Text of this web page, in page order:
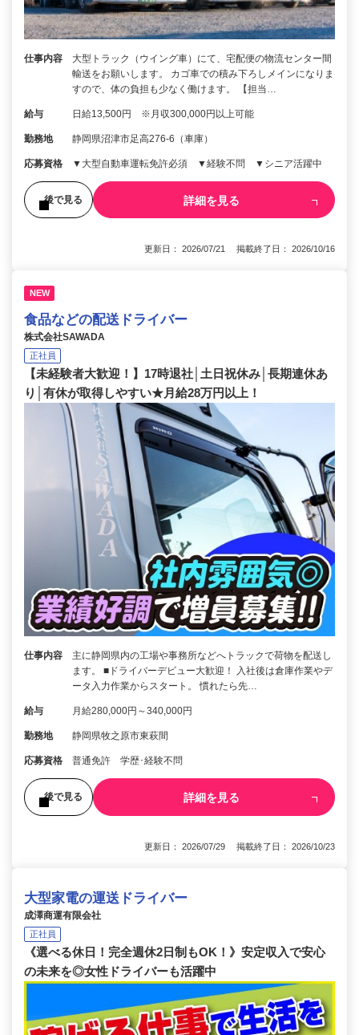
仕事内容
大型トラック（ウイング車）にて、宅配便の物流センター間
輸送をお願いします。 カゴ車での積み下ろしメインになりま
すので、体の負担も少なく働けます。 【担当…
給与 日給13,500円 ※月収300,000円以上可能
勤務地 静岡県沼津市足高276-6（車庫）
応募資格 ▼大型自動車運転免許必須 ▼経験不問 ▼シニア活躍中
後で見る 詳細を見る
更新日： 2026/07/21 掲載終了日： 2026/10/16
NEW
食品などの配送ドライバー
株式会社SAWADA
正社員
【未経験者大歓迎！】17時退社│土日祝休み│長期連休あ
り│有休が取得しやすい★月給28万円以上！
仕事内容
主に静岡県内の工場や事務所などへトラックで荷物を配送し
ます。 ■ドライバーデビュー大歓迎！ 入社後は倉庫作業やデ
ータ入力作業からスタート。 慣れたら先…
給与 月給280,000円～340,000円
勤務地 静岡県牧之原市東萩間
応募資格 普通免許 学歴･経験不問
後で見る 詳細を見る
更新日： 2026/07/29 掲載終了日： 2026/10/23
大型家電の運送ドライバー
成澤商運有限会社
正社員
《選べる休日！完全週休2日制もOK！》安定収入で安心
の未来を◎女性ドライバーも活躍中